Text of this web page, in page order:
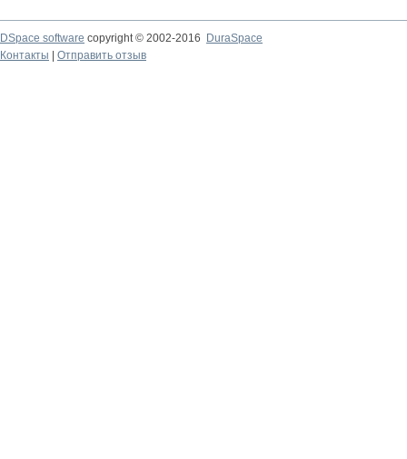
DSpace software copyright © 2002-2016
DuraSpace
Контакты
Отправить отзыв